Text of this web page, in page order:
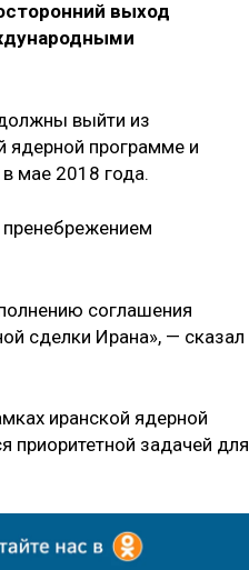
выход
выйти из
программе и
мае 2018 года.
соглашения
сделки Ирана», — сказал
иранской ядерной
приоритетной задачей для